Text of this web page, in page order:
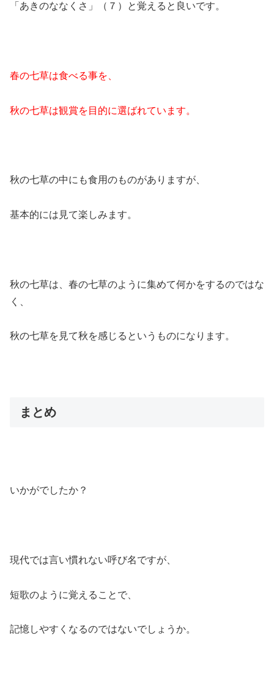
「あきのななくさ」（７）と覚えると良いです。
春の七草は食べる事を、
秋の七草は観賞を目的に選ばれています。
秋の七草の中にも食用のものがありますが、
基本的には見て楽しみます。
秋の七草は、春の七草のように集めて何かをするのではな
く、
秋の七草を見て秋を感じるというものになります。
まとめ
いかがでしたか？
現代では言い慣れない呼び名ですが、
短歌のように覚えることで、
記憶しやすくなるのではないでしょうか。